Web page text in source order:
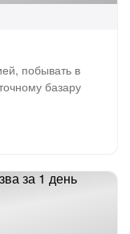
побывать в
базару